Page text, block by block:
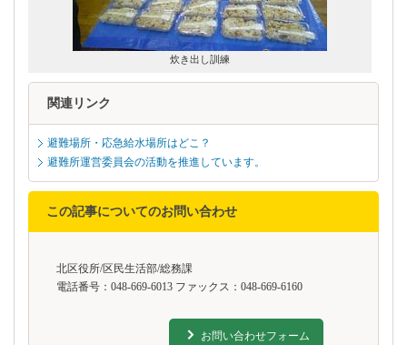
炊き出し訓練
関連リンク
避難場所・応急給水場所はどこ？
避難所運営委員会の活動を推進しています。
この記事についてのお問い合わせ
北区役所/区民生活部/総務課
電話番号：048-669-6013 ファックス：048-669-6160
お問い合わせフォーム